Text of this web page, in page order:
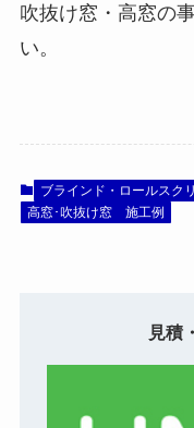
吹抜け窓・高窓の
い。
ブラインド・ロールスク
高窓･吹抜け窓 施工例
見積